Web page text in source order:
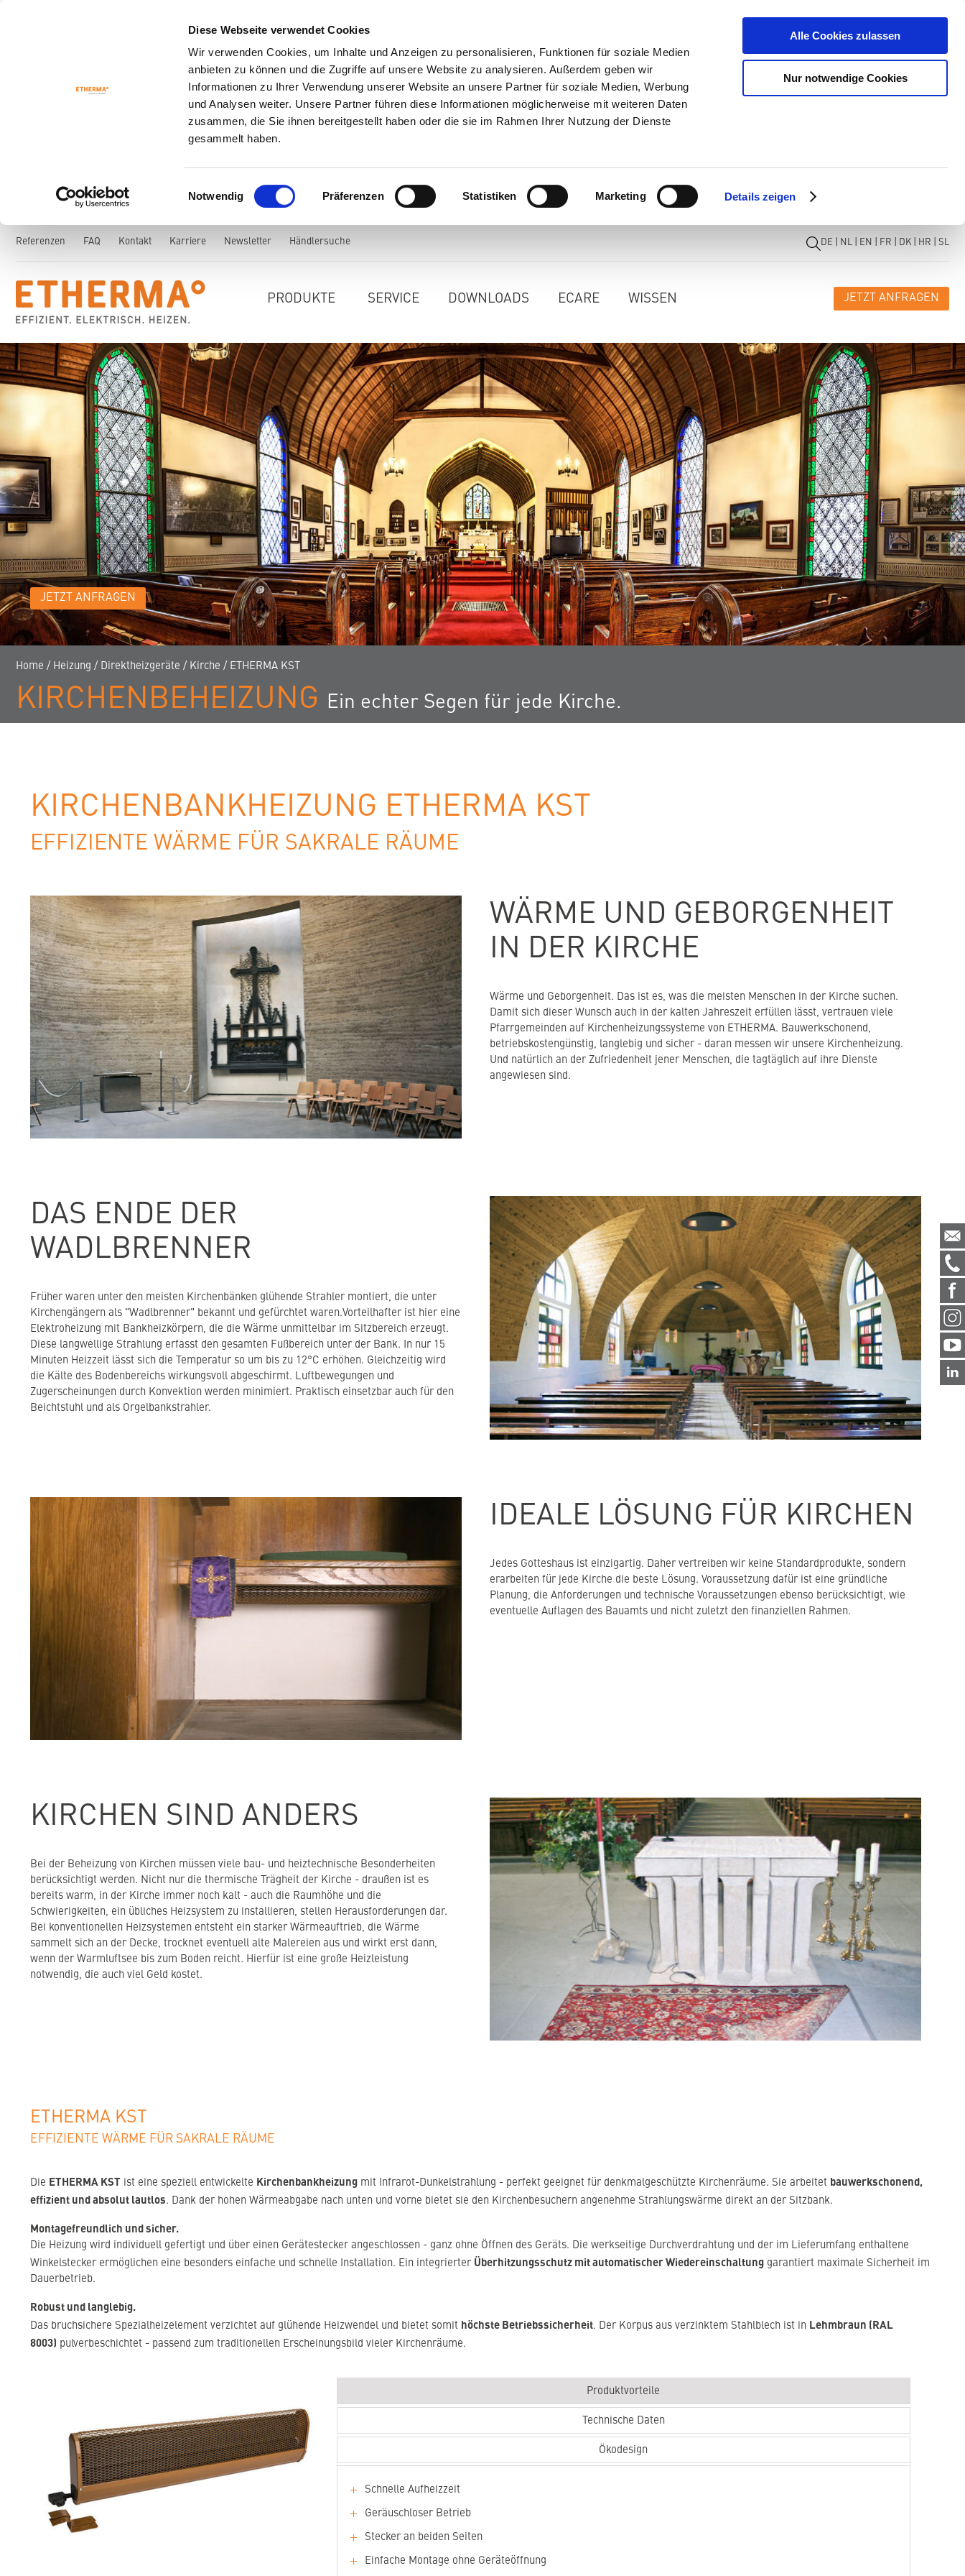
Diese Webseite verwendet Cookies
Wir verwenden Cookies, um Inhalte und Anzeigen zu personalisieren, Funktionen für soziale Medien
anbieten zu können und die Zugriffe auf unsere Website zu analysieren. Außerdem geben wir
Informationen zu Ihrer Verwendung unserer Website an unsere Partner für soziale Medien, Werbung
und Analysen weiter. Unsere Partner führen diese Informationen möglicherweise mit weiteren Daten
zusammen, die Sie ihnen bereitgestellt haben oder die sie im Rahmen Ihrer Nutzung der Dienste
gesammelt haben.
Einwilligungsauswahl
Notwendig Präferenzen Statistiken Marketing Details zeigen
Alle Cookies zulassen
Nur notwendige Cookies
Referenzen FAQ Kontakt Karriere Newsletter Händlersuche DE NL EN FR DK HR SL
PRODUKTE SERVICE DOWNLOADS ECARE WISSEN JETZT ANFRAGEN
JETZT ANFRAGEN
Home / Heizung / Direktheizgeräte / Kirche / ETHERMA KST
KIRCHENBEHEIZUNG Ein echter Segen für jede Kirche.
KIRCHENBANKHEIZUNG ETHERMA KST
EFFIZIENTE WÄRME FÜR SAKRALE RÄUME
WÄRME UND GEBORGENHEIT
IN DER KIRCHE
Wärme und Geborgenheit. Das ist es, was die meisten Menschen in der Kirche suchen.
Damit sich dieser Wunsch auch in der kalten Jahreszeit erfüllen lässt, vertrauen viele
Pfarrgemeinden auf Kirchenheizungssysteme von ETHERMA. Bauwerkschonend,
betriebskostengünstig, langlebig und sicher - daran messen wir unsere Kirchenheizung.
Und natürlich an der Zufriedenheit jener Menschen, die tagtäglich auf ihre Dienste
angewiesen sind.
DAS ENDE DER
WADLBRENNER
Früher waren unter den meisten Kirchenbänken glühende Strahler montiert, die unter
Kirchengängern als "Wadlbrenner" bekannt und gefürchtet waren.Vorteilhafter ist hier eine
Elektroheizung mit Bankheizkörpern, die die Wärme unmittelbar im Sitzbereich erzeugt.
Diese langwellige Strahlung erfasst den gesamten Fußbereich unter der Bank. In nur 15
Minuten Heizzeit lässt sich die Temperatur so um bis zu 12°C erhöhen. Gleichzeitig wird
die Kälte des Bodenbereichs wirkungsvoll abgeschirmt. Luftbewegungen und
Zugerscheinungen durch Konvektion werden minimiert. Praktisch einsetzbar auch für den
Beichtstuhl und als Orgelbankstrahler.
IDEALE LÖSUNG FÜR KIRCHEN
Jedes Gotteshaus ist einzigartig. Daher vertreiben wir keine Standardprodukte, sondern
erarbeiten für jede Kirche die beste Lösung. Voraussetzung dafür ist eine gründliche
Planung, die Anforderungen und technische Voraussetzungen ebenso berücksichtigt, wie
eventuelle Auflagen des Bauamts und nicht zuletzt den finanziellen Rahmen.
KIRCHEN SIND ANDERS
Bei der Beheizung von Kirchen müssen viele bau- und heiztechnische Besonderheiten
berücksichtigt werden. Nicht nur die thermische Trägheit der Kirche - draußen ist es
bereits warm, in der Kirche immer noch kalt - auch die Raumhöhe und die
Schwierigkeiten, ein übliches Heizsystem zu installieren, stellen Herausforderungen dar.
Bei konventionellen Heizsystemen entsteht ein starker Wärmeauftrieb, die Wärme
sammelt sich an der Decke, trocknet eventuell alte Malereien aus und wirkt erst dann,
wenn der Warmluftsee bis zum Boden reicht. Hierfür ist eine große Heizleistung
notwendig, die auch viel Geld kostet.
ETHERMA KST
EFFIZIENTE WÄRME FÜR SAKRALE RÄUME
Die ETHERMA KST ist eine speziell entwickelte Kirchenbankheizung mit Infrarot-Dunkelstrahlung - perfekt geeignet für denkmalgeschützte Kirchenräume. Sie arbeitet bauwerkschonend,
effizient und absolut lautlos. Dank der hohen Wärmeabgabe nach unten und vorne bietet sie den Kirchenbesuchern angenehme Strahlungswärme direkt an der Sitzbank.
Montagefreundlich und sicher.
Die Heizung wird individuell gefertigt und über einen Gerätestecker angeschlossen - ganz ohne Öffnen des Geräts. Die werkseitige Durchverdrahtung und der im Lieferumfang enthaltene
Winkelstecker ermöglichen eine besonders einfache und schnelle Installation. Ein integrierter Überhitzungsschutz mit automatischer Wiedereinschaltung garantiert maximale Sicherheit im
Dauerbetrieb.
Robust und langlebig.
Das bruchsichere Spezialheizelement verzichtet auf glühende Heizwendel und bietet somit höchste Betriebssicherheit. Der Korpus aus verzinktem Stahlblech ist in Lehmbraun (RAL
8003) pulverbeschichtet - passend zum traditionellen Erscheinungsbild vieler Kirchenräume.
Produktvorteile
Technische Daten
Ökodesign
Schnelle Aufheizzeit
Geräuschloser Betrieb
Stecker an beiden Seiten
Einfache Montage ohne Geräteöffnung